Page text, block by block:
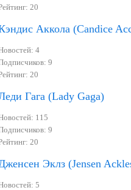
20
Аккола (Candice
4
9
20
Гага (Lady Gaga)
115
9
20
Эклз (Jensen
5